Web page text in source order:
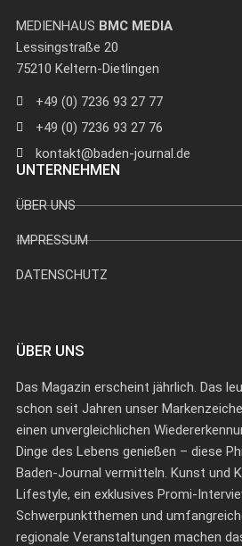
MEDIENHAUS BMC MEDIA
Lessingstraße 20
75210 Keltern-Dietlingen
+49 (0) 7236 93 27 77
+49 (0) 7236 93 27 76
kontakt@baden-journal.de
UNTERNEHMEN
ÜBER UNS
IMPRESSUM
DATENSCHUTZ
ÜBER UNS
Das Magazin erscheint jährlich. Das
schon seit Jahren unser
einen unvergleichlichen
Dinge des Lebens genießen – diese
Baden-Journal vermitteln. Kunst und
Lifestyle, ein exklusives Promi-
Schwerpunktthemen und
regionale Veranstaltungen machen